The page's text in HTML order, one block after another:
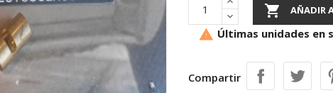
 AÑADIR
 Últimas unidades en
Compartir